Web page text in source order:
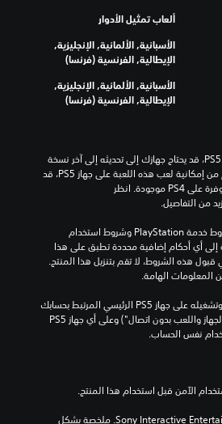
ألعاب تمثيل الأدوار
الأسبانية, الألمانية, الإنجليزية,
الإيطالية, الفرنسية (فرنسا)
الأسبانية, الألمانية, الإنجليزية,
الإيطالية, الفرنسية (فرنسا)
المعلومات الهامة.
نفس الحساب.